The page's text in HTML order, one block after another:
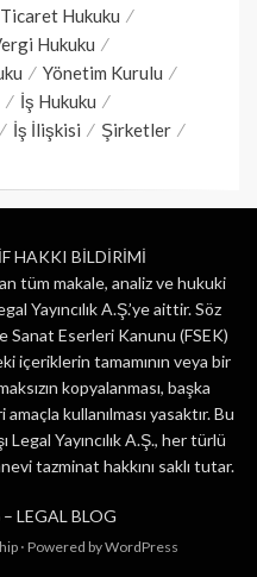
Ticaret Hukuku
Hukuku
Yönetim Kurulu
İş Hukuku
İş İlişkisi
Şirketler
HAKKI BİLDİRİMİ
tüm makale, analiz ve hukuki
Yayıncılık A.Ş.’ye aittir. Söz
Sanat Eserleri Kanunu (FSEK)
içeriklerin tamamının veya bir
kopyalanması, başka
kullanılması yasaktır. Bu
Yayıncılık A.Ş., her türlü
tazminat hakkını saklı tutar.
LEGAL BLOG
⋅ Powered byWordPress